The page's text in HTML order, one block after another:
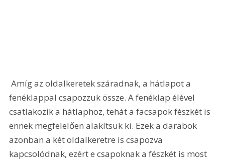
Amíg az oldalkeretek száradnak, a hátlapot a
fenéklappal csapozzuk össze. A fenéklap élével
csatlakozik a hátlaphoz, tehát a facsapok fészkét is
ennek megfelelően alakítsuk ki. Ezek a darabok
azonban a két oldalkeretre is csapozva
kapcsolódnak, ezért e csapoknak a fészkét is most